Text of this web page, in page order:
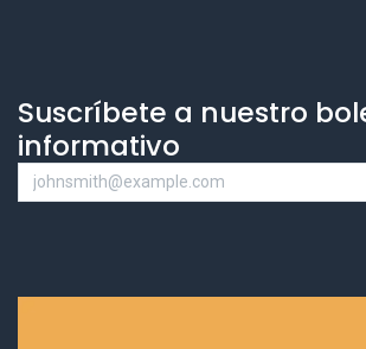
Suscríbete a nuestro
informativo